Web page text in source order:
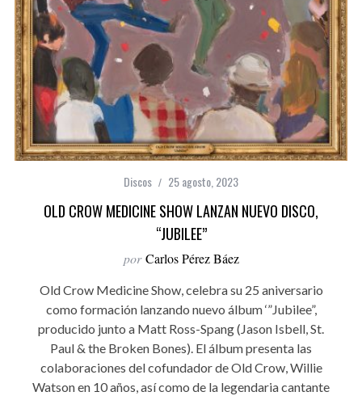
Discos 25 agosto, 2023
OLD CROW MEDICINE SHOW LANZAN NUEVO DISCO,
“JUBILEE”
por Carlos Pérez Báez
Old Crow Medicine Show, celebra su 25 aniversario
como formación lanzando nuevo álbum ‘”Jubilee”,
producido junto a Matt Ross-Spang (Jason Isbell, St.
Paul & the Broken Bones). El álbum presenta las
colaboraciones del cofundador de Old Crow, Willie
Watson en 10 años, así como de la legendaria cantante